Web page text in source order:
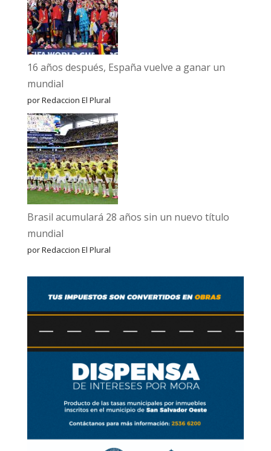
16 años después, España vuelve a ganar un
mundial
por Redaccion El Plural
Brasil acumulará 28 años sin un nuevo título
mundial
por Redaccion El Plural